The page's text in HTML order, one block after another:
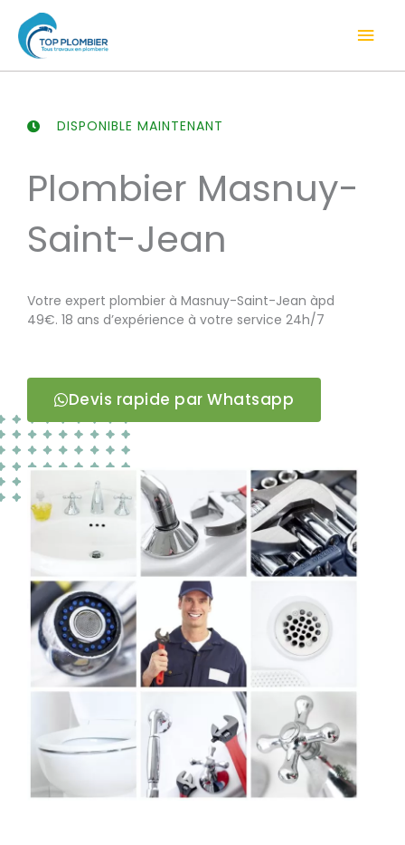
contenu
DISPONIBLE MAINTENANT
Plombier Masnuy-
Saint-Jean
Votre expert plombier à Masnuy-Saint-Jean àpd
49€. 18 ans d’expérience à votre service 24h/7
Devis rapide par Whatsapp